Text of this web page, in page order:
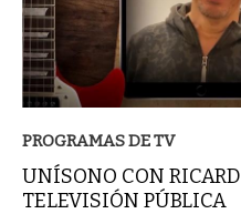
PROGRAMAS DE TV
UNÍSONO CON
TELEVISIÓN PÚBLICA